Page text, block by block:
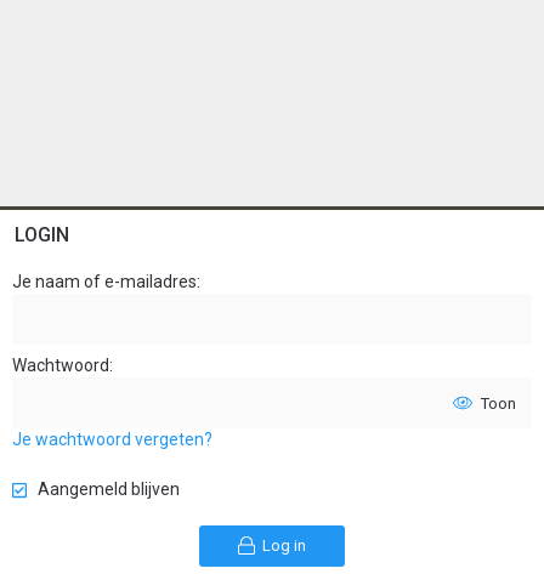
LOGIN
Je naam of e-mailadres
Wachtwoord
Toon
Je wachtwoord vergeten?
Aangemeld blijven
Log in